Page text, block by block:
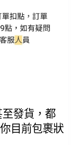
發貨，都
目前包裹狀